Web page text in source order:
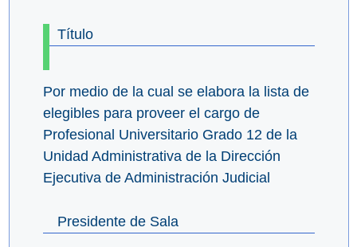
Título
Por medio de la cual se elabora la lista de
elegibles para proveer el cargo de
Profesional Universitario Grado 12 de la
Unidad Administrativa de la Dirección
Ejecutiva de Administración Judicial
Presidente de Sala